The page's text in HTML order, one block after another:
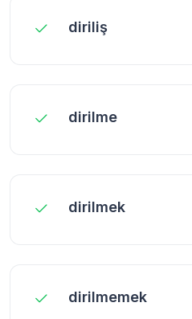
diriliş
dirilme
dirilmek
dirilmemek